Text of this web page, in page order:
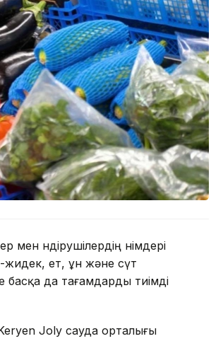
мен өндірушілердің өнімдері
жидек, ет, ұн және сүт
да тағамдарды тиімді
Joly сауда орталығы